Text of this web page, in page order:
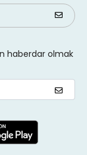
haberdar olmak